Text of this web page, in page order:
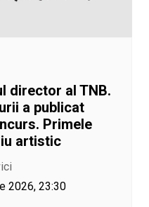
director al TNB.
a publicat
Primele
artistic
2026, 23:30